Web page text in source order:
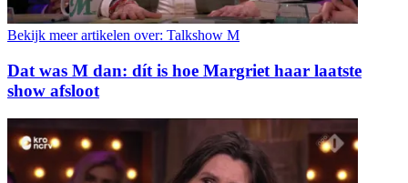
Bekijk meer artikelen over: Talkshow M
Dat was M dan: dít is hoe Margriet haar laatste
show afsloot